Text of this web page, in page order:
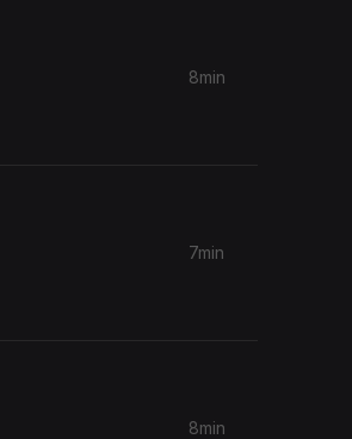
8min
7min
8min